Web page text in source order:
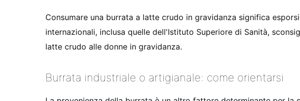
Consumare una burrata a latte crudo in gravidanza significa
internazionali, inclusa quelle dell'Istituto Superiore di Sanità,
latte crudo alle donne in gravidanza.
Burrata industriale o artigianale: come orientarsi